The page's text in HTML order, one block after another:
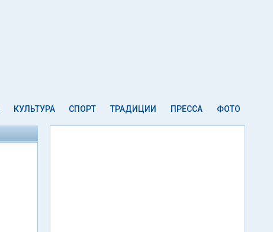
КУЛЬТУРА СПОРТ ТРАДИЦИИ ПРЕССА ФОТО